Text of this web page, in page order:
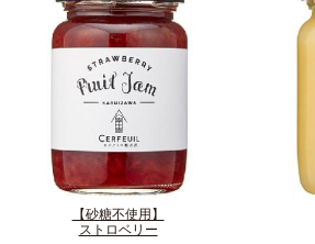
【砂糖不使用】
ストロベリー